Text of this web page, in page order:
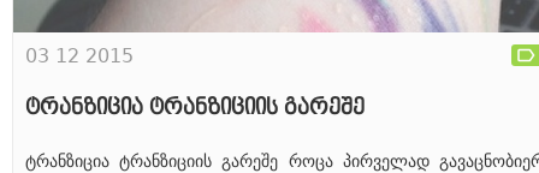
03 12 2015
ტრანზიცია ტრანზიციის გარეშე
ტრანზიცია ტრანზიციის გარეშე როცა პირველად